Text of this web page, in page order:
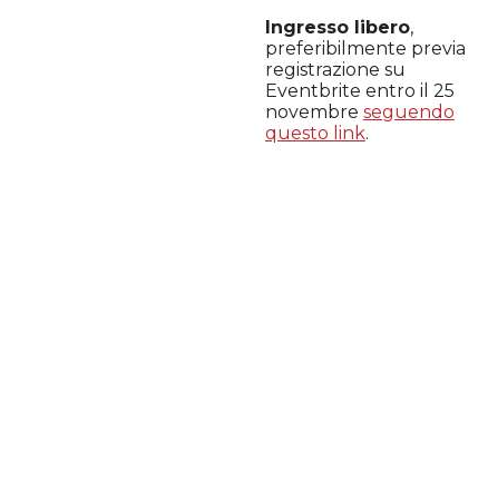
Ingresso libero,
preferibilmente previa
registrazione su
Eventbrite entro il 25
novembre seguendo
questo link.